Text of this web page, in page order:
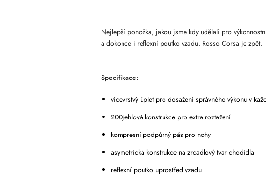
Nejlepší ponožka, jakou jsme kdy udělali pro
a dokonce i reflexní poutko vzadu. Rosso Corsa je zpět.
Specifikace:
vícevrstvý úplet pro dosažení správného výkonu v
200jehlová konstrukce pro extra roztažení
kompresní podpůrný pás pro nohy
asymetrická konstrukce na zrcadlový tvar chodidla
reflexní poutko uprostřed vzadu